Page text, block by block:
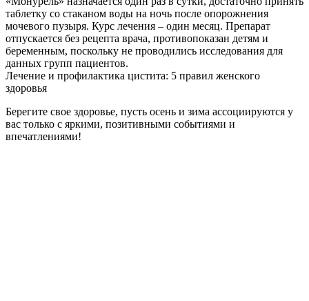
таблетку со стаканом воды на ночь после опорожнения
мочевого пузыря. Курс лечения – один месяц. Препарат
отпускается без рецепта врача, противопоказан детям и
беременным, поскольку не проводились исследования для
данных групп пациентов.
Лечение и профилактика цистита: 5 правил женского
здоровья
Берегите свое здоровье, пусть осень и зима ассоциируются у
вас только с яркими, позитивными событиями и
впечатлениями!